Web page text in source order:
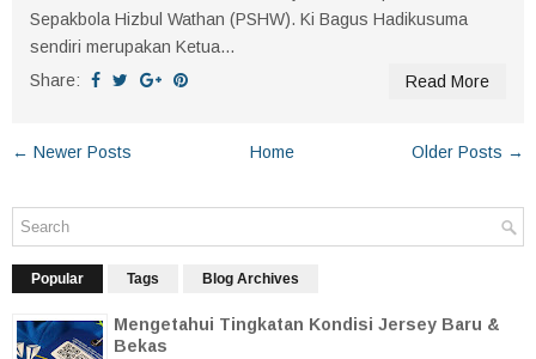
Sepakbola Hizbul Wathan (PSHW). Ki Bagus Hadikusuma
sendiri merupakan Ketua...
Share:
Read More
← Newer Posts Older Posts →
Home
Popular Tags Blog Archives
Mengetahui Tingkatan Kondisi Jersey Baru &
Bekas